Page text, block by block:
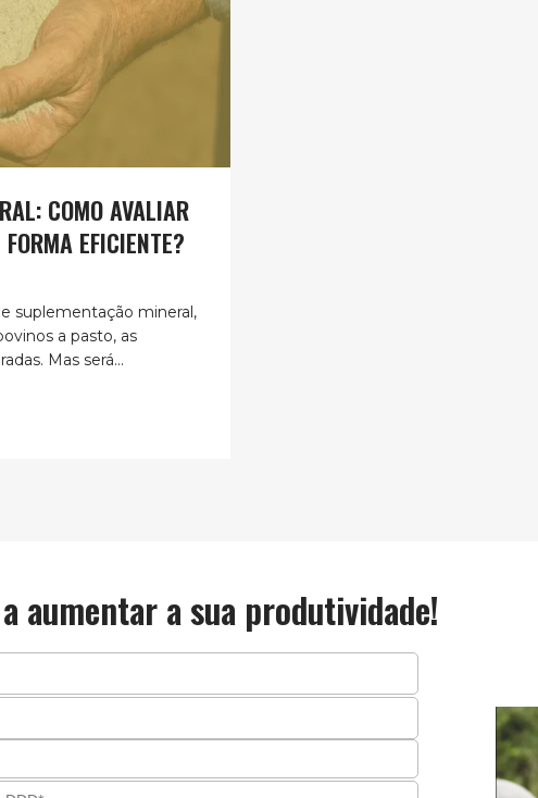
COMO AVALIAR
EFICIENTE?
suplementação mineral,
a pasto, as
Mas será...
aumentar a sua produtividade!